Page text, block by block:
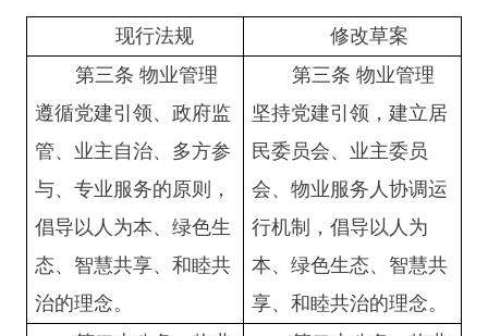
现行法规
修改草案
第三条 物业管理
遵循党建引领、政府监
管、业主自治、多方参
与、专业服务的原则，
倡导以人为本、绿色生
态、智慧共享、和睦共
治的理念。
第三条 物业管理
坚持党建引领，建立居
民委员会、业主委员
会、物业服务人协调运
行机制
，倡导以人为
本、绿色生态、智慧共
享、和睦共治的理念。